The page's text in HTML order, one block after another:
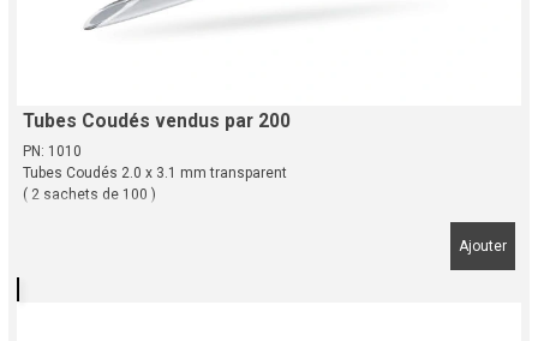
Tubes Coudés vendus par 200
PN: 1010
Tubes Coudés 2.0 x 3.1 mm transparent
( 2 sachets de 100 )
Ajouter